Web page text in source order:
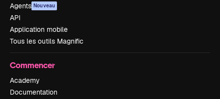
Agents Nouveau
API
Application mobile
Tous les outils Magnific
Commencer
Academy
Documentation